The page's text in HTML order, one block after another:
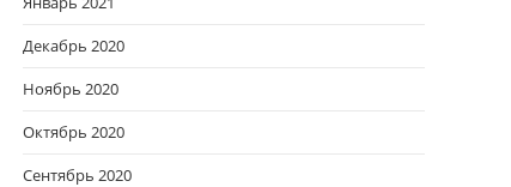
Декабрь 2020
Ноябрь 2020
Октябрь 2020
Сентябрь 2020